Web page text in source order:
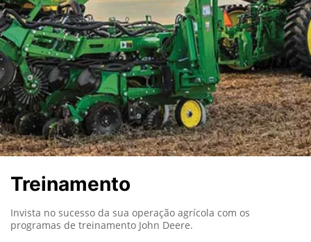
Treinamento
Invista no sucesso da sua operação agrícola com os
programas de treinamento John Deere.